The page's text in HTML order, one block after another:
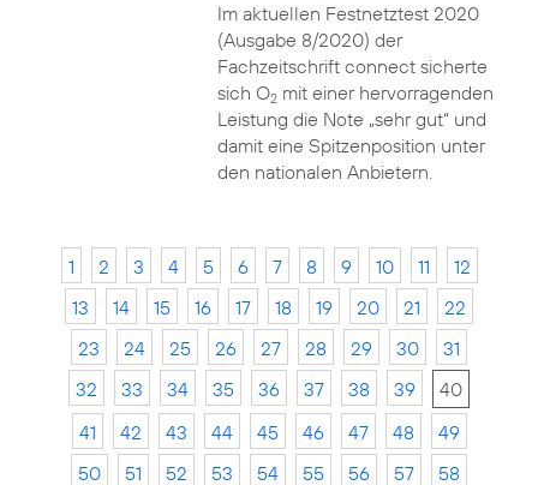
Im aktuellen Festnetztest 2020
(Ausgabe 8/2020) der
Fachzeitschrift connect sicherte
sich O2mit einer hervorragenden
Leistung die Note „sehr gut“ und
damit eine Spitzenposition unter
den nationalen Anbietern.
1 2 3 4 5 6 7 8 9 10 11
12
13
14 15 16 17 18 19 20 21
22
23
24 25 26 27 28 29 30
31
32
33 34 35 36 37 38 39
40
41
42 43 44 45 46 47 48
49
50
51 52 53 54 55 56 57 58